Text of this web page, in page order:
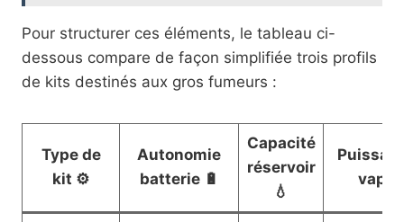
Pour structurer ces éléments, le tableau ci-
dessous compare de façon simplifiée trois profils
de kits destinés aux gros fumeurs :
Type de
kit ⚙️
Autonomie
batterie 🔋
Capacité
réservoir
💧
vape